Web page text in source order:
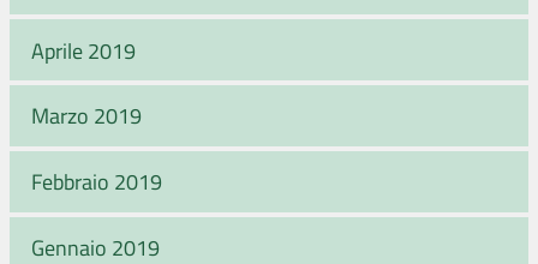
Aprile 2019
Marzo 2019
Febbraio 2019
Gennaio 2019